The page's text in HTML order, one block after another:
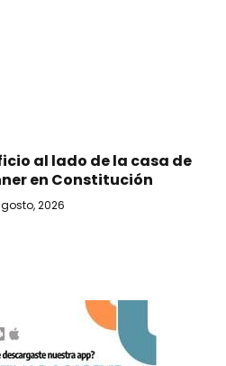
al lado de la casa de
en Constitución
2026